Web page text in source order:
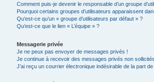
Comment puis-je devenir le responsable d’un groupe
Pourquoi certains groupes d’utilisateurs apparaissent
Qu’est-ce qu’un « groupe d’utilisateurs par défaut » ?
Qu’est-ce que le lien « L’équipe » ?
Messagerie privée
Je ne peux pas envoyer de messages privés !
Je continue à recevoir des messages privés non
J’ai reçu un courrier électronique indésirable de la part